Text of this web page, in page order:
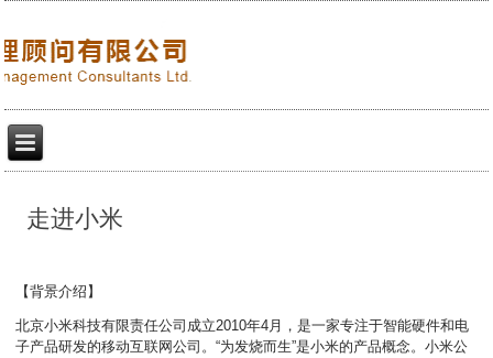
走进小米
【背景介绍】
北京小米科技有限责任公司成立2010年4月，是一家专注于智能硬件和电
子产品研发的移动互联网公司。“为发烧而生”是小米的产品概念。小米公